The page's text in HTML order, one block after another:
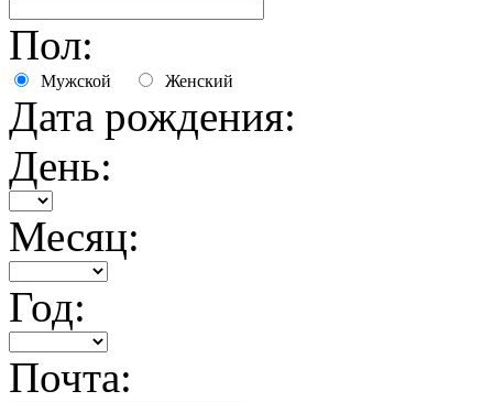
Пол:
Мужской Женский
Дата рождения:
День:
Месяц:
Год:
Почта: